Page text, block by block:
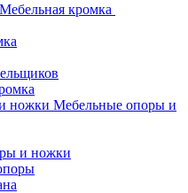
Мебельная кромка
Мебельные опоры и
и ножки